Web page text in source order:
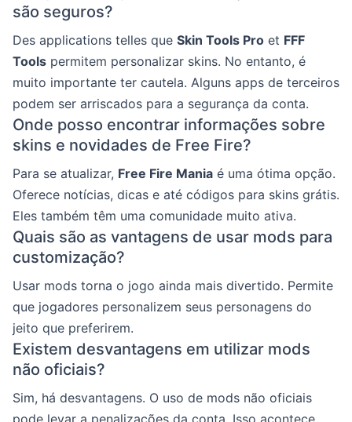
são seguros?
Des applications telles que Skin Tools Pro et FFF
Tools permitem personalizar skins. No entanto, é
muito importante ter cautela. Alguns apps de terceiros
podem ser arriscados para a segurança da conta.
Onde posso encontrar informações sobre
skins e novidades de Free Fire?
Para se atualizar, Free Fire Mania é uma ótima opção.
Oferece notícias, dicas e até códigos para skins grátis.
Eles também têm uma comunidade muito ativa.
Quais são as vantagens de usar mods para
customização?
Usar mods torna o jogo ainda mais divertido. Permite
que jogadores personalizem seus personagens do
jeito que preferirem.
Existem desvantagens em utilizar mods
não oficiais?
Sim, há desvantagens. O uso de mods não oficiais
pode levar a penalizações da conta. Isso acontece